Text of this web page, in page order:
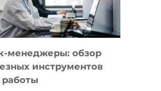
ОБРАЗОВАНИЕ
ТАДЖИКИСТАНА
менеджеры: обзор
инструментов